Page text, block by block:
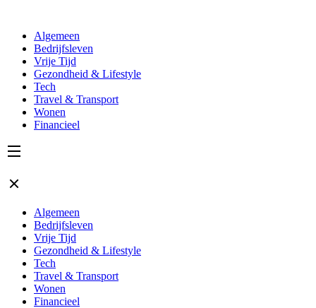
Algemeen
Bedrijfsleven
Vrije Tijd
Gezondheid & Lifestyle
Tech
Travel & Transport
Wonen
Financieel
Algemeen
Bedrijfsleven
Vrije Tijd
Gezondheid & Lifestyle
Tech
Travel & Transport
Wonen
Financieel